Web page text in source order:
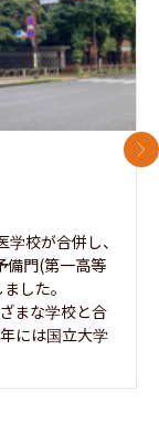
校が合併し、
備門(第一高等
した。
まな学校と合
には国立大学
次